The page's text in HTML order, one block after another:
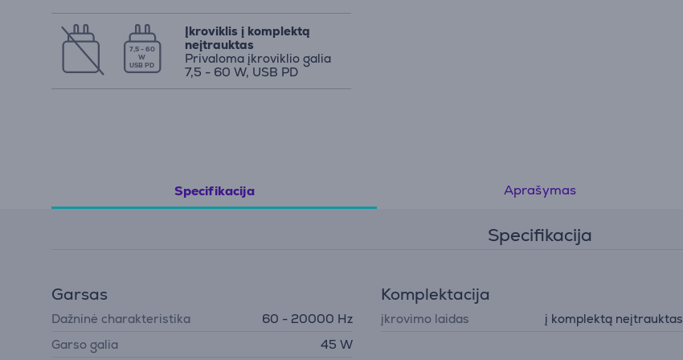
7,5 - 60
W
USB PD
Įkroviklis į komplektą
neįtrauktas
Privaloma įkroviklio galia
7,5 - 60 W, USB PD
Specifikacija Aprašymas
Specifikacija
Garsas
Dažninė charakteristika
60 - 20000 Hz
Garso galia
45 W
Komplektacija
įkrovimo laidas į komplektą neįtrauktas